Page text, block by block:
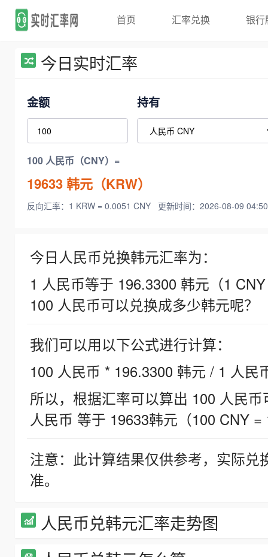
首页 汇率兑换 银行
今日实时汇率
金额 持有
100 人民币（CNY）=
19633韩元（KRW）
反向汇率：1 KRW = 0.0051 CNY 更新时间：2026-08-09
今日人民币兑换韩元汇率为：
1 人民币等于 196.3300 韩元（1
100 人民币可以兑换成多少韩元呢？
我们可以用以下公式进行计算：
100 人民币 * 196.3300 韩元 / 1 人民
所以，根据汇率可以算出 100 人民
人民币 等于 19633韩元（100 CNY =
注意：此计算结果仅供参考，实际
准。
人民币兑韩元汇率走势图